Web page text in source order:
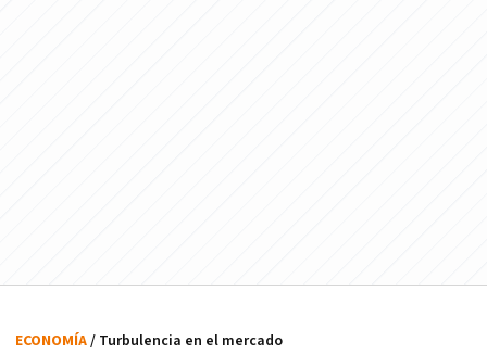
ECONOMÍA/ Turbulencia en el mercado